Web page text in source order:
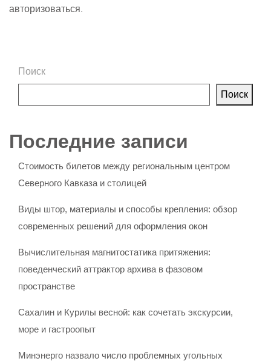
авторизоваться.
Поиск
Поиск
Последние записи
Стоимость билетов между региональным центром
Северного Кавказа и столицей
Виды штор, материалы и способы крепления: обзор
современных решений для оформления окон
Вычислительная магнитостатика притяжения:
поведенческий аттрактор архива в фазовом
пространстве
Сахалин и Курилы весной: как сочетать экскурсии,
море и гастроопыт
Минэнерго назвало число проблемных угольных